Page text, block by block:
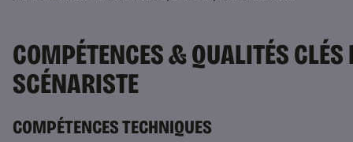
COMPÉTENCES & QUALITÉS CLÉS
SCÉNARISTE
COMPÉTENCES TECHNIQUES